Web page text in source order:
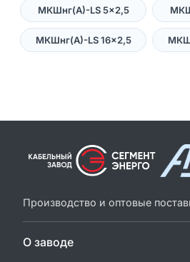
МКШнг(А)-LS 5×2,5
МКШнг(А)-LS 16×2,5
Производство и оптовые
О заводе